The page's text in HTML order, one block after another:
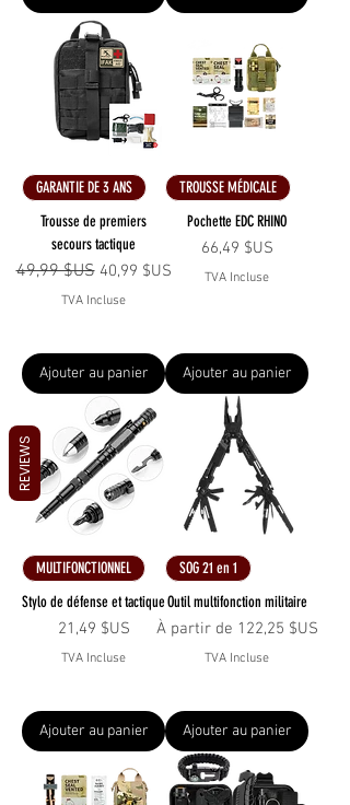
GARANTIE DE 3 ANS
Trousse de premiers
secours tactique
Prix original
49,99 $US Prix promotionnel
40,99 $US
TVA Incluse
Ajouter au panier
TROUSSE MÉDICALE
Pochette EDC RHINO
Prix
66,49 $US
TVA Incluse
Ajouter au panier
MULTIFONCTIONNEL
Stylo de défense et tactique
Prix
21,49 $US
TVA Incluse
Ajouter au panier
SOG 21 en 1
Outil multifonction militaire
À partir de 122,25 $US
Prix promotionnel
TVA Incluse
Ajouter au panier
REVIEWS